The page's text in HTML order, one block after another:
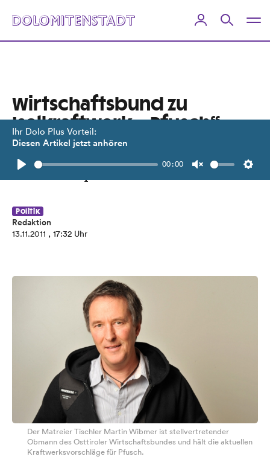
Ihr Dolo Plus Vorteil:
Diesen Artikel jetzt anhören
Play
00:00
Unmute
Wirtschaftsbund zu
Iselkraftwerk: „Pfusch“
Zanon und Wibmer kritisieren Kölls
Kraftwerkspläne scharf.
Politik
Redaktion
13.11.2011 , 17:32 Uhr
Der Matreier Tischler Martin Wibmer ist stellvertretender
Obmann des Osttiroler Wirtschaftsbundes und hält die aktuellen
Kraftwerksvorschläge für Pfusch.